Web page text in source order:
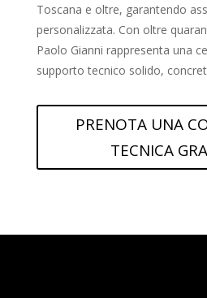
Toscana e oltre, garantendo
personalizzata. Con oltre
Paolo Gianni rappresenta una
supporto tecnico solido,
PRENOTA UNA
TECNICA